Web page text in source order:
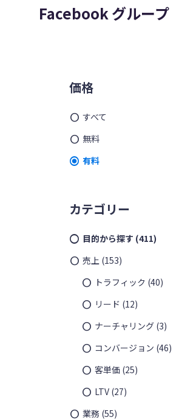
Facebook グループ
メ
イ
ン
サ
ド
バ
ー
価格
すべて
無料
有料
カテゴリー
目的から探す (411)
売上 (153)
トラフィック (40)
リード (12)
ナーチャリング (3)
コンバージョン (46)
客単価 (25)
LTV (27)
業務 (55)